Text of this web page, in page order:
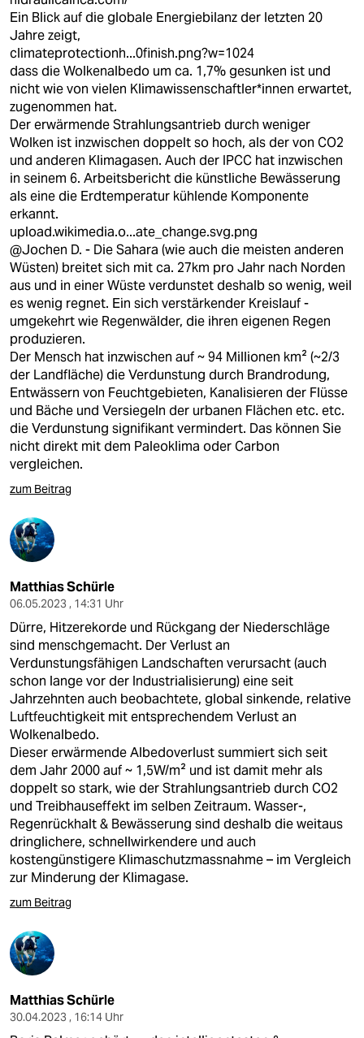
Ein Blick auf die globale Energiebilanz der letzten 20
Jahre zeigt,
climateprotectionh...0finish.png?w=1024
dass die Wolkenalbedo um ca. 1,7% gesunken ist und
nicht wie von vielen Klimawissenschaftler*innen erwartet,
zugenommen hat.
Der erwärmende Strahlungsantrieb durch weniger
Wolken ist inzwischen doppelt so hoch, als der von CO2
und anderen Klimagasen. Auch der IPCC hat inzwischen
in seinem 6. Arbeitsbericht die künstliche Bewässerung
als eine die Erdtemperatur kühlende Komponente
erkannt.
upload.wikimedia.o...ate_change.svg.png
@Jochen D. - Die Sahara (wie auch die meisten anderen
Wüsten) breitet sich mit ca. 27km pro Jahr nach Norden
aus und in einer Wüste verdunstet deshalb so wenig, weil
es wenig regnet. Ein sich verstärkender Kreislauf -
umgekehrt wie Regenwälder, die ihren eigenen Regen
produzieren.
Der Mensch hat inzwischen auf ~ 94 Millionen km² (~2/3
der Landfläche) die Verdunstung durch Brandrodung,
Entwässern von Feuchtgebieten, Kanalisieren der Flüsse
und Bäche und Versiegeln der urbanen Flächen etc. etc.
die Verdunstung signifikant vermindert. Das können Sie
nicht direkt mit dem Paleoklima oder Carbon
vergleichen.
zum Beitrag
Matthias Schürle
06.05.2023 , 14:31 Uhr
Dürre, Hitzerekorde und Rückgang der Niederschläge
sind menschgemacht. Der Verlust an
Verdunstungsfähigen Landschaften verursacht (auch
schon lange vor der Industrialisierung) eine seit
Jahrzehnten auch beobachtete, global sinkende, relative
Luftfeuchtigkeit mit entsprechendem Verlust an
Wolkenalbedo.
Dieser erwärmende Albedoverlust summiert sich seit
dem Jahr 2000 auf ~ 1,5W/m² und ist damit mehr als
doppelt so stark, wie der Strahlungsantrieb durch CO2
und Treibhauseffekt im selben Zeitraum. Wasser-,
Regenrückhalt & Bewässerung sind deshalb die weitaus
dringlichere, schnellwirkendere und auch
kostengünstigere Klimaschutzmassnahme – im Vergleich
zur Minderung der Klimagase.
zum Beitrag
Matthias Schürle
30.04.2023 , 16:14 Uhr